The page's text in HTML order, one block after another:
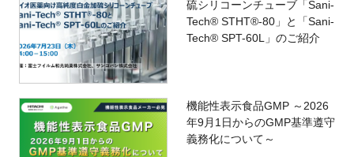
硫シリコーンチューブ「Sani-
Tech® STHT®-80」と「Sani-
Tech® SPT-60L」のご紹介
機能性表示食品GMP ～2026
年9月1日からのGMP基準遵守
義務化について～